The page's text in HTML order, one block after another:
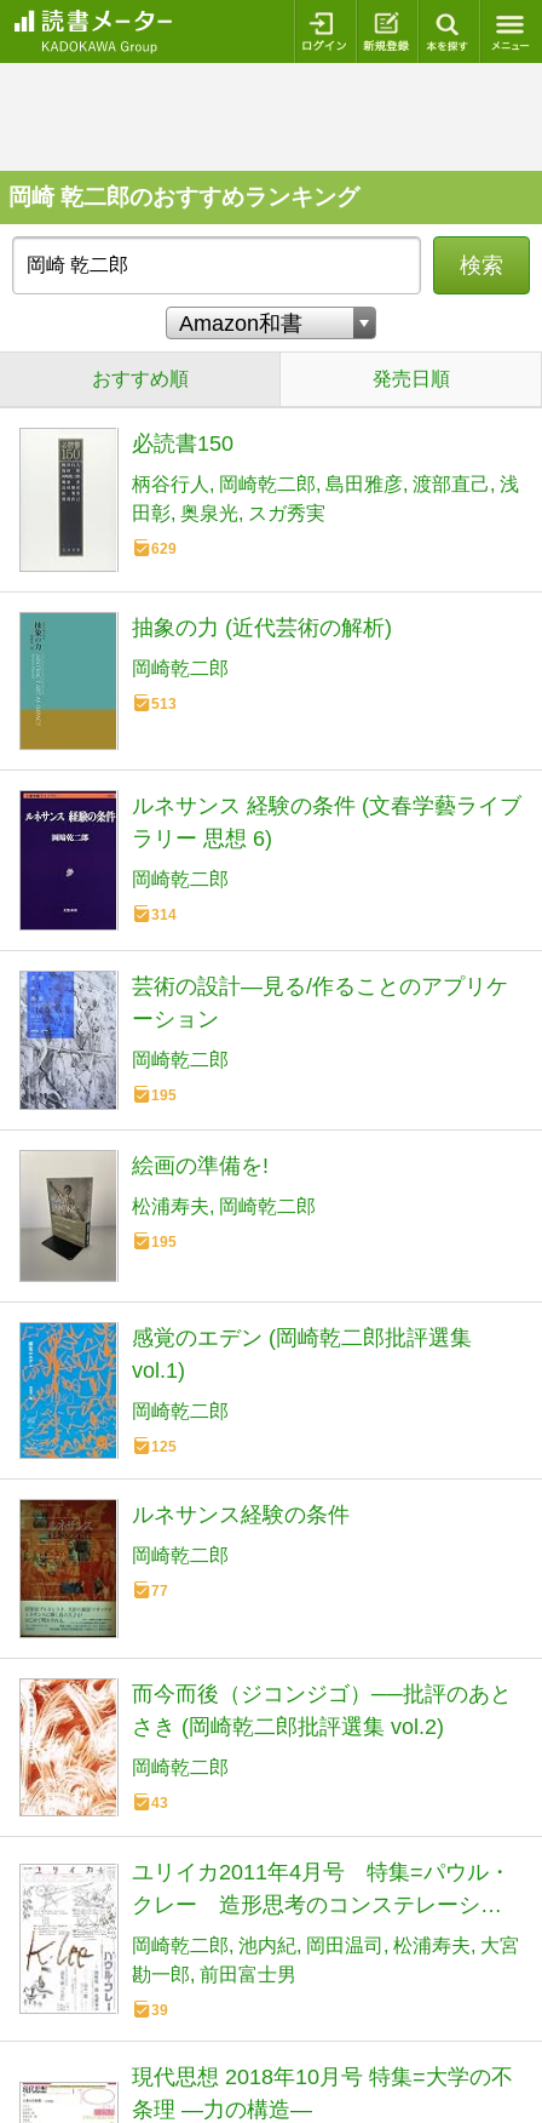
ログイン 新規登録
岡崎 乾二郎のおすすめランキング
検索
おすすめ順 発売日順
必読書150
柄谷行人 岡崎乾二郎 島田雅彦 渡部直己 浅
田彰 奥泉光 スガ秀実
629
抽象の力 (近代芸術の解析)
岡崎乾二郎
513
ルネサンス 経験の条件 (文春学藝ライブ
ラリー 思想 6)
岡崎乾二郎
314
芸術の設計―見る/作ることのアプリケ
ーション
岡崎乾二郎
195
絵画の準備を!
松浦寿夫 岡崎乾二郎
195
感覚のエデン (岡崎乾二郎批評選集
vol.1)
岡崎乾二郎
125
ルネサンス経験の条件
岡崎乾二郎
77
而今而後（ジコンジゴ）──批評のあと
さき (岡崎乾二郎批評選集 vol.2)
岡崎乾二郎
43
ユリイカ2011年4月号 特集=パウル・
クレー 造形思考のコンステレーショ
ン
岡崎乾二郎 池内紀 岡田温司 松浦寿夫 大宮
勘一郎 前田富士男
39
現代思想 2018年10月号 特集=大学の不
条理 ―力の構造―